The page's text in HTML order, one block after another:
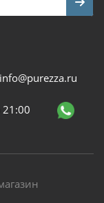
info@purezza.ru
21:00